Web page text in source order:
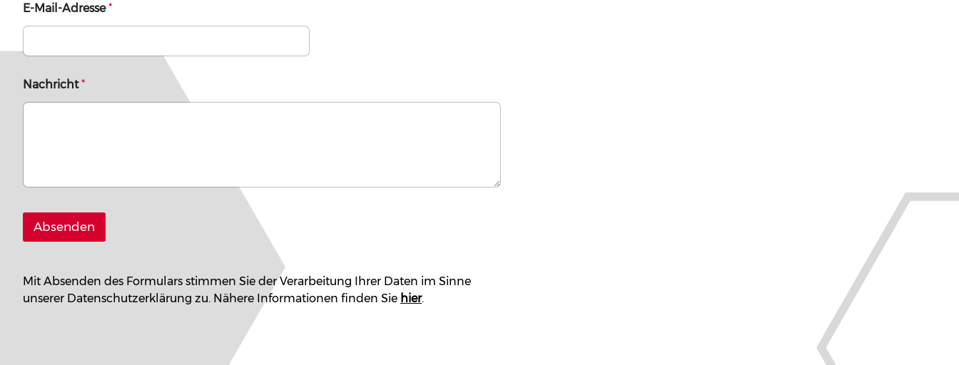
E-Mail-Adresse*
Nachricht*
Absenden
Mit Absenden des Formulars stimmen Sie der Verarbeitung Ihrer Daten im Sinne
unserer Datenschutzerklärung zu. Nähere Informationen finden Sie hier.